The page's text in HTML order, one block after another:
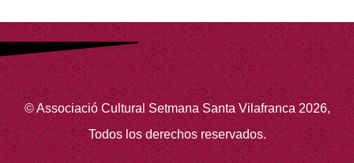
©Associació Cultural Setmana Santa Vilafranca 2026,
Todos los derechos reservados.